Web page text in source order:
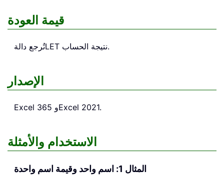
قيمة العودة
تُرجع دالةLET نتيجة الحساب.
الإصدار
Excel 365 وExcel 2021.
الاستخدام والأمثلة
المثال 1: اسم واحد وقيمة اسم واحدة